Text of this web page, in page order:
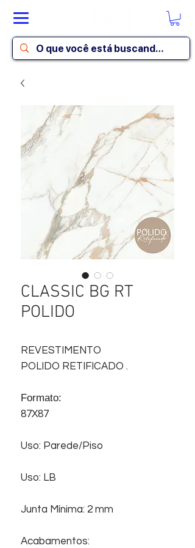
CLASSIC BG RT
POLIDO
REVESTIMENTO
POLIDO RETIFICADO .
Formato:
87X87
Uso: Parede/Piso
Uso: LB
Junta Mínima: 2 mm
Acabamentos: